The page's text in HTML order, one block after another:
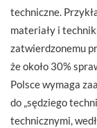
techniczne.
materiały i
zatwierdzonemu
że około 30%
Polsce wymaga
do „sędziego
technicznymi,